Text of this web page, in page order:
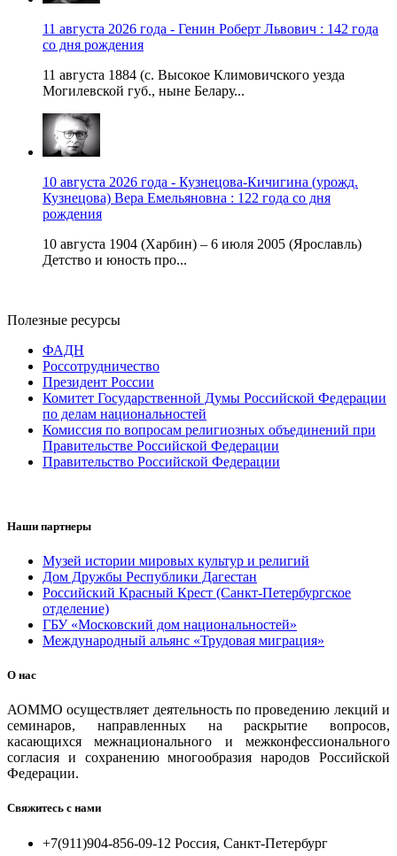
11 августа 2026 года - Генин Роберт Львович : 142 года
со дня рождения
11 августа 1884 (с. Высокое Климовичского уезда
Могилевской губ., ныне Белару...
10 августа 2026 года - Кузнецова-Кичигина (урожд.
Кузнецова) Вера Емельяновна : 122 года со дня
рождения
10 августа 1904 (Харбин) – 6 июля 2005 (Ярославль)
Детство и юность про...
Полезные ресурсы
ФАДН
Россотрудничество
Президент России
Комитет Государственной Думы Российской Федерации
по делам национальностей
Комиссия по вопросам религиозных объединений при
Правительстве Российской Федерации
Правительство Российской Федерации
Наши партнеры
Музей истории мировых культур и религий
Дом Дружбы Республики Дагестан
Российский Красный Крест (Санкт-Петербургское
отделение)
ГБУ «Московский дом национальностей»
Международный альянс «Трудовая миграция»
О нас
АОММО осуществляет деятельность по проведению лекций и
семинаров, направленных на раскрытие вопросов,
касающихся межнационального и межконфессионального
согласия и сохранению многообразия народов Российской
Федерации.
Свяжитесь с нами
+7(911)904-856-09-12 Россия, Санкт-Петербург